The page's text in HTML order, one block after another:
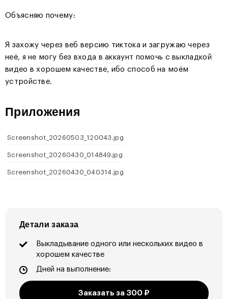
Объясняю почему:
Я захожу через веб версию тиктока и загружаю через
неё, я не могу без входа в аккаунт помочь с выкладкой
видео в хорошем качестве, ибо способ на моём
устройстве.
Приложения
Screenshot_20260503_120043.jpg
Screenshot_20260430_014849.jpg
Screenshot_20260430_040314.jpg
Детали заказа
Выкладывание одного или нескольких видео в
хорошем качестве
Дней на выполнение:
Заказать за 300 ₽